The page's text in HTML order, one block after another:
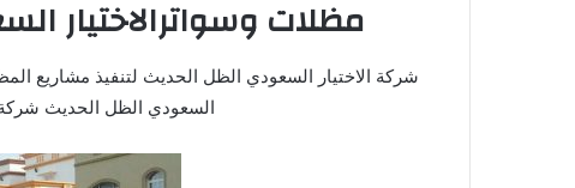
مظلات وسواترالاختيار
شركة الاختيار السعودي الظل الحديث لتنفيذ مشاريع
السعودي الظل الحديث